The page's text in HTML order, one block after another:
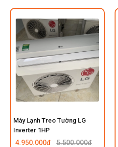
Máy Lạnh Treo Tường LG
Inverter 1HP
4.950.000đ 5.500.000đ